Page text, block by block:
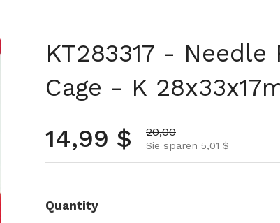
KT283317 - Needle
Cage - K
Normalpreis
14,99 $ Aktionspreis
20,00
Sie sparen 5,01 $
Quantity